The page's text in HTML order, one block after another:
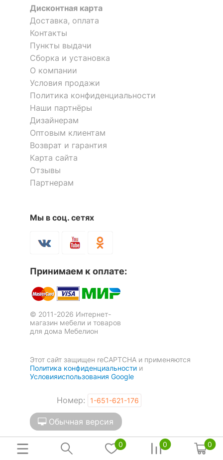
Дисконтная карта
Доставка, оплата
Контакты
Пункты выдачи
Сборка и установка
О компании
Условия продажи
Политика конфиденциальности
Наши партнёры
Дизайнерам
Оптовым клиентам
Возврат и гарантия
Карта сайта
Отзывы
Партнерам
Мы в соц. сетях
Принимаем к оплате:
© 2011-2026 Интернет-
магазин мебели и товаров
для дома Мебелион
Этот сайт защищен reCAPTCHA и применяются
Политика конфиденциальности и
Условияиспользования Google
Номер: 1-651-621-176
Обычная версия
0 0 0